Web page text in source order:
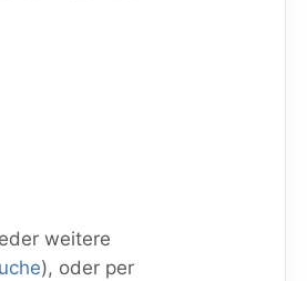
weitere
), oder per